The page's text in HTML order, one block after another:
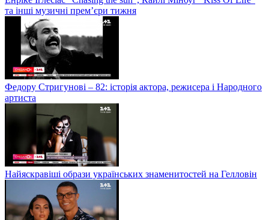
та інші музичні прем’єри тижня
Федору Стригунові – 82: історія актора, режисера і Народного
артиста
Найяскравіші образи українських знаменитостей на Гелловін